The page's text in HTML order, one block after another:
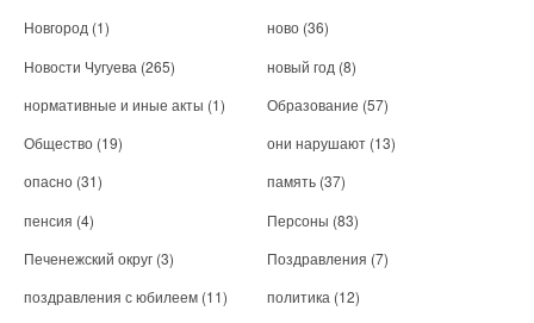
Новгород (1) ново (36)
Новости Чугуева (265) новый год (8)
нормативные и иные акты (1) Образование (57)
Общество (19) они нарушают (13)
опасно (31) память (37)
пенсия (4) Персоны (83)
Печенежский округ (3) Поздравления (7)
поздравления с юбилеем (11) политика (12)